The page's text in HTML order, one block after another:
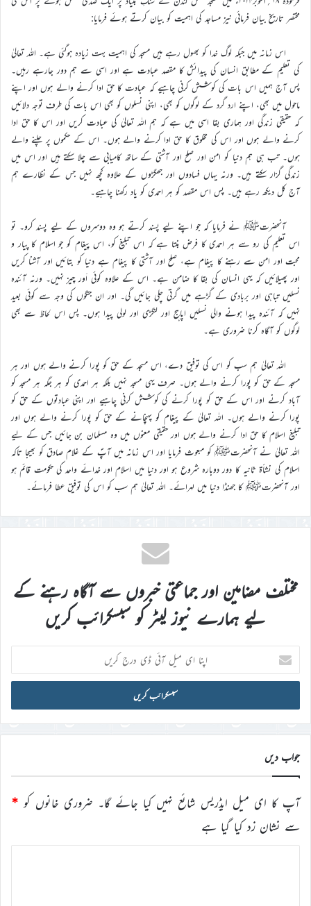
مختصر تاریخ بیان فرمائی نیز مساجد کی اہمیت کو بیان کرتے ہوئے فرمایا:
اس زمانہ میں جبکہ لوگ خدا کو بھول رہے ہیں مسجد کی اہمیت بہت زیادہ ہوگئی ہے۔ اللہ تعالیٰ
کی تعلیم کے مطابق انسان کی پیدائش کا مقصد عبادت ہے اور اسی سے ہم دور جارہے رہیں۔
پس آج ہمیں اس بات کی کوشش کرنی چاہیے کہ عبادت کا حق ادا کرنے والے ہوں اور اپنے
ماحول میں بھی، اپنے ارد گرد کے لوگوں کو بھی، اپنی نسلوں کو بھی اس بات کی طرف توجہ دلائیں
کہ حقیقی زندگی اور ہماری بقا اسی میں ہے کہ ہم اللہ تعالیٰ کی عبادت کریں اور اس کا حق ادا
کرنے والے ہوں اور اس کی مخلوق کا حق ادا کرنے والے ہوں۔ اس کے حکموں پر چلنے والے
ہوں۔ تب ہی ہم دنیا کو امن اور صلح اور آشتی کے ساتھ کامیابی سے چلا سکتے ہیں اور اس میں
زندگی گزار سکتے ہیں۔ ورنہ یہاں فسادوں اور جھگڑوں کے علاوہ کچھ نہیں جس کے نظارے ہم
آج کل دیکھ رہے ہیں۔ پس اس مقصد کو ہر احمدی کو یاد رکھنا چاہیے۔
آنحضرتﷺ نے فرمایا کہ جو اپنے لیے پسند کرتے ہو وہ دوسروں کے لیے پسند کرو۔ تو
اس تعلیم کی رو سے ہر احمدی کا فرض بنتا ہے کہ اس تبلیغ کو، اس پیغام کو جو اسلام کا پیار و
محبت اور امن سے رہنے کا پیغام ہے، صلح اور آشتی کا پیغام ہے دنیا کو بتائیں اور آشنا کریں
اور پھیلائیں کہ یہی انسان کی بقا کا ضامن ہے۔ اس کے علاوہ کوئی اَور چیز نہیں۔ ورنہ آئندہ
نسلیں تباہی اور بربادی کے گڑہے میں گرتی چلی جائیں گی۔ اور ان جنگوں کی وجہ سے کوئی بعید
نہیں کہ آئندہ پیدا ہونے والی نسلیں اپاہج اور لنگڑی اور لولی پیدا ہوں۔ پس اس لحاظ سے بھی
لوگوں کو آگاہ کرنا ضروری ہے۔
اللہ تعالیٰ ہم سب کو اس کی توفیق دے، اس مسجد کے حق کو پورا کرنے والے ہوں اور ہر
مسجد کے حق کو پورا کرنے والے ہوں۔ صرف یہی مسجد نہیں بلکہ ہر احمدی کو ہر جگہ ہر مسجد کو
آباد کرنے اور اس کے حق کو پورا کرنے کی کوشش کرنی چاہیے اور اپنی عبادتوں کے حق کو
پورا کرنے والے ہوں۔ اللہ تعالیٰ کے پیغام کو پہنچانے کے حق کو پورا کرنے والے ہوں اور
تبلیغ اسلام کا حق ادا کرنے والے ہوں اور حقیقی معنوں میں وہ مسلمان بن جائیں جس کے لیے
اللہ تعالیٰ نے آنحضرتﷺ کو مبعوث فرمایا اور اس زمانہ میں آپؐ کے غلام صادق کو بھیجا تاکہ
اسلام کی نشأۃ ثانیہ کا دور دوبارہ شروع ہو اور دنیا میں اسلام اور خدائے واحد کی حکومت قائم ہو
اور آنحضرتﷺ کا جھنڈا دنیا میں لہرائے۔ اللہ تعالیٰ ہم سب کو اس کی توفیق عطا فرمائے۔
مختلف مضامین اور جماعتی خبروں سے آگاہ رہنے کے
لیے ہمارے نیوز لیٹر کو سبسکرائب کریں
اپنا
ای
میل
ڈی
درج
کریں
جواب دیں
آپ کا ای میل ایڈریس شائع نہیں کیا جائے گا۔ ضروری خانوں کو *
سے نشان زد کیا گیا ہے